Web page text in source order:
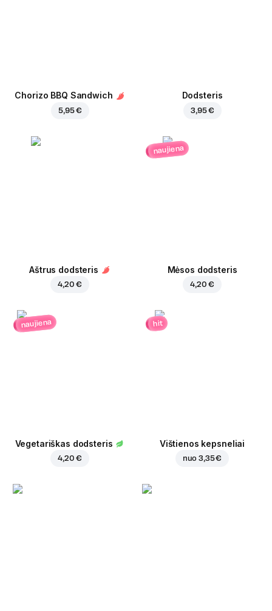
Chorizo BBQ Sandwich
5,95 €
Dodsteris
3,95 €
Aštrus dodsteris
4,20 €
naujiena
Mėsos dodsteris
4,20 €
naujiena
Vegetariškas dodsteris
4,20 €
hit
Vištienos kepsneliai
nuo3,35 €